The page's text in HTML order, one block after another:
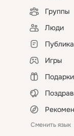
Группы
Люди
Игры
Подарки
Сменить язык